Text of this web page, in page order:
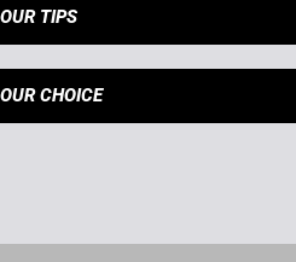
OUR TIPS
OUR CHOICE